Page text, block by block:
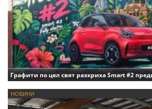
Графити по цял свят разкриха Smart #2
НОВИНИ